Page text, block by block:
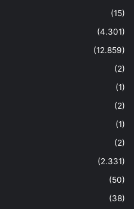
(15)
(4.301)
(12.859)
(2)
(1)
(2)
(1)
(2)
(2.331)
(50)
(38)